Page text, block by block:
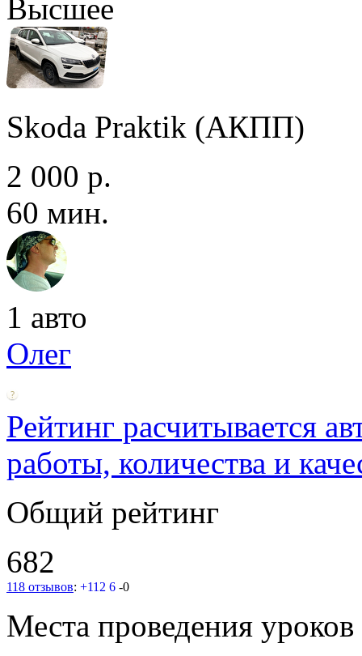
Высшее
Skoda Praktik (АКПП)
2 000 р.
60 мин.
1 авто
Олег
Рейтинг расчитывается
работы, количества и
Общий рейтинг
682
118 отзывов: +112 6 -0
Места проведения уроков